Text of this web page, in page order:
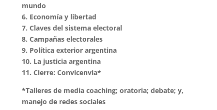
mundo
6. Economía y libertad
7. Claves del sistema electoral
8. Campañas electorales
9. Política exterior argentina
10. La justicia argentina
11. Cierre: Convicenvia*
*Talleres de media coaching; oratoria; debate; y,
manejo de redes sociales